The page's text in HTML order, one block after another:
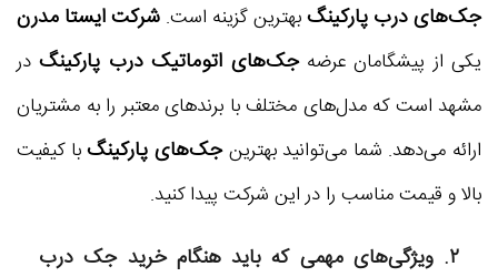
جک‌های درب پارکینگبهترین گزینه است. شرکت ایستا مدرن
یکی از پیشگامان عرضهجک‌های اتوماتیک درب پارکینگدر
مشهد است که مدل‌های مختلف با برندهای معتبر را به مشتریان
ارائه می‌دهد. شما می‌توانید بهترینجک‌های پارکینگبا کیفیت
بالا و قیمت مناسب را در این شرکت پیدا کنید.
۲. ویژگی‌های مهمی که باید هنگام خرید جک درب